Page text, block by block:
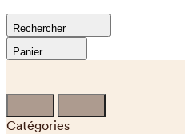
Rechercher
Panier
Catégories